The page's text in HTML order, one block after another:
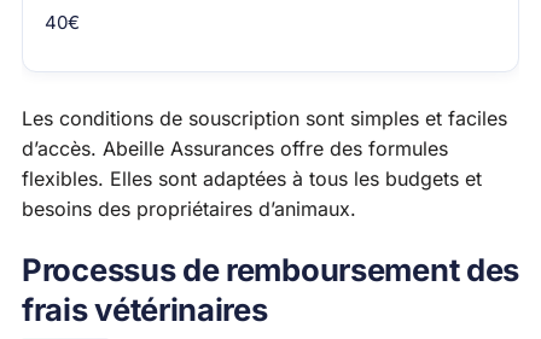
40€
Les conditions de souscription sont simples et faciles
d’accès. Abeille Assurances offre des formules
flexibles. Elles sont adaptées à tous les budgets et
besoins des propriétaires d’animaux.
Processus de remboursement des
frais vétérinaires